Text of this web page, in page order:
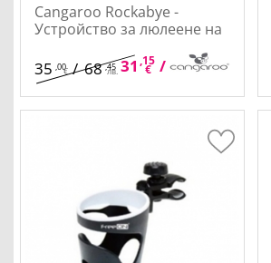
Cangaroo Rockabye -
Устройство за люлеене на
35 ,00€/68 ,45
лв. 31 ,15
€ /60,92
лв.